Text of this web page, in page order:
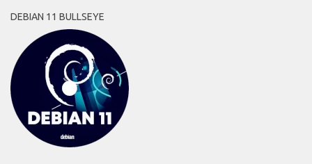
DEBIAN 11 BULLSEYE